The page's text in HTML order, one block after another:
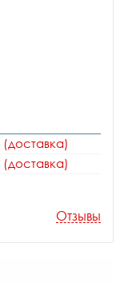
(доставка)
(доставка)
Отзывы